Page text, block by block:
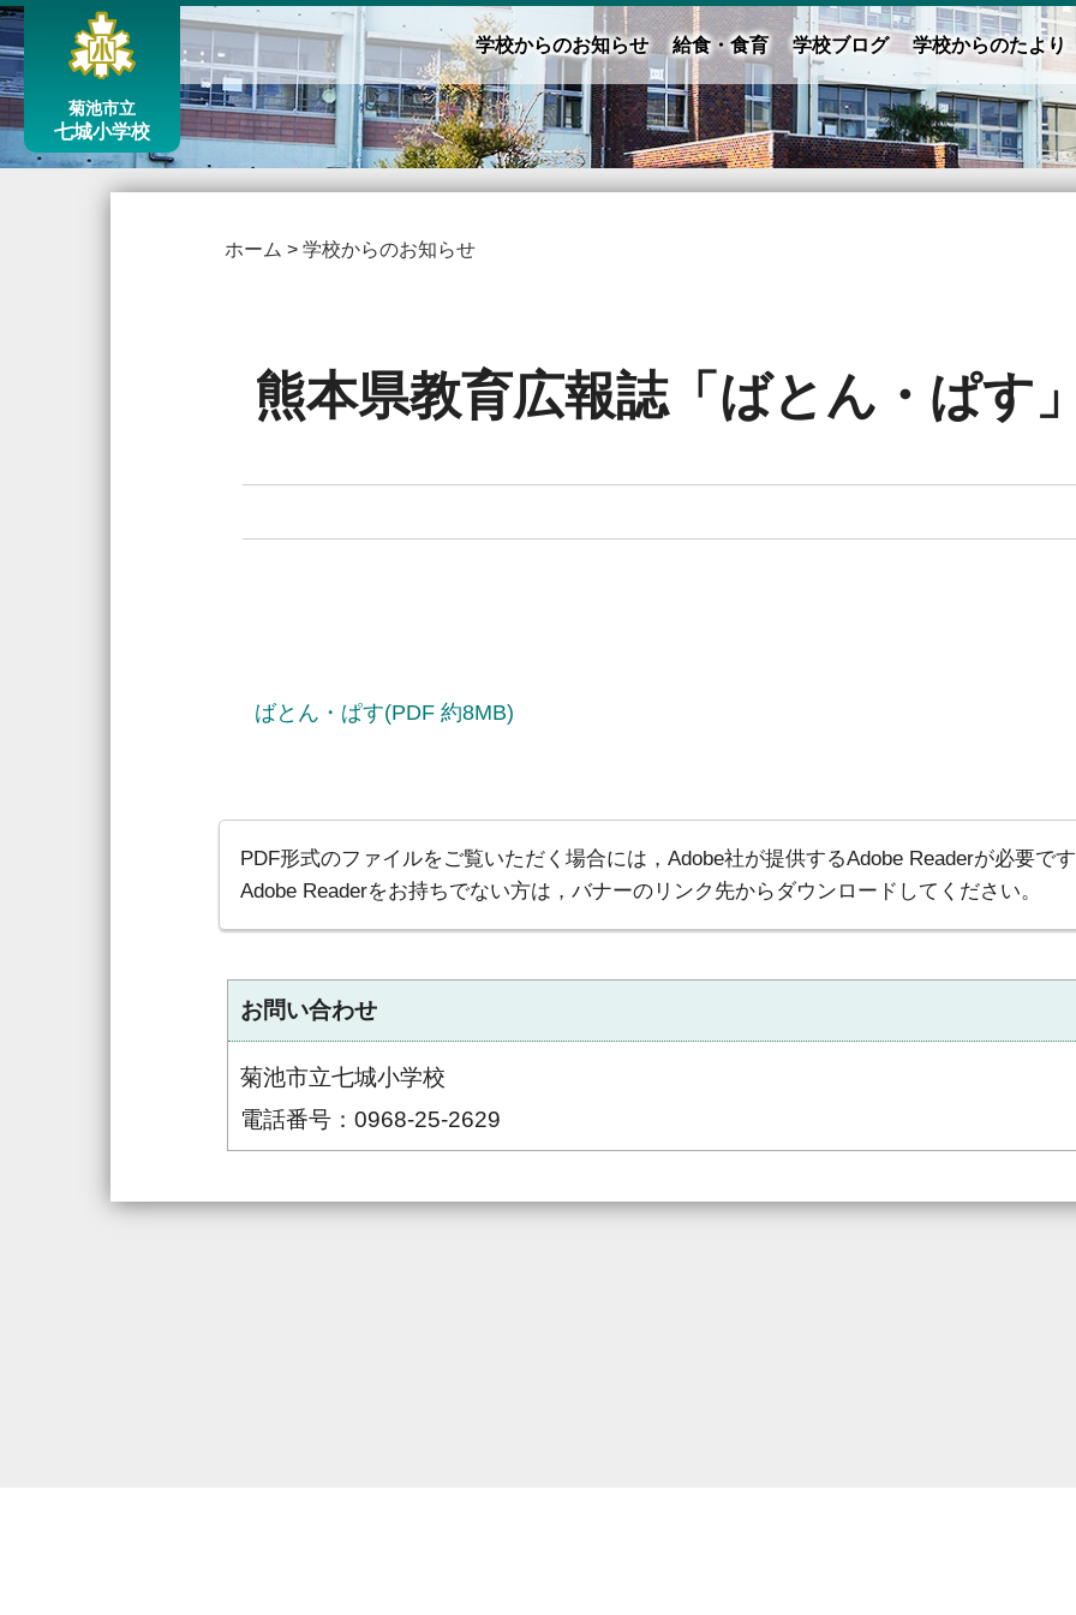
菊池市立
七城小学校
学校からのお知らせ 給食・食育 学校ブログ 学校からのたより
ホーム > 学校からのお知らせ
熊本県教育広報誌「ばとん・ぱす
ばとん・ぱす(PDF 約8MB)
PDF形式のファイルをご覧いただく場合には，Adobe社が提供するAdobe Readerが必要で
Adobe Readerをお持ちでない方は，バナーのリンク先からダウンロードしてください。
お問い合わせ
菊池市立七城小学校
電話番号：0968-25-2629